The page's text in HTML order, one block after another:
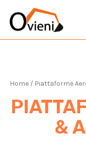
string(29)
Home / Piattaforme
&